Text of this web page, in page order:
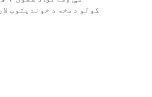
کولو دمخه د خوندیتوب